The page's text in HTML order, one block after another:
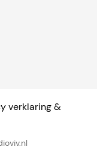
verklaring&